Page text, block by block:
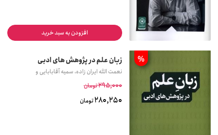
افزودن به سبد خرید
% زبان علم در پژوهش های ادبی
نعمت الله ایران زاده، سمیه آقابابایی و
295,000تومان
280,250تومان